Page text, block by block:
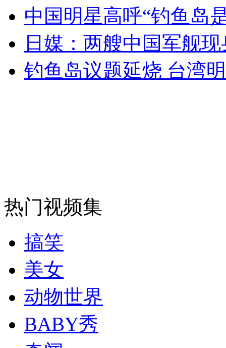
外交部：有关国家言论片面不公正
安徽一实载49人客车翻车
纽约上演“枕头大战”
司机酒驾遇交警 急速倒车逃窜
中国明星高呼“钓鱼岛
日媒：两艘中国军舰
钓鱼岛议题延烧 台湾
热门视频集
搞笑
美女
动物世界
BABY秀